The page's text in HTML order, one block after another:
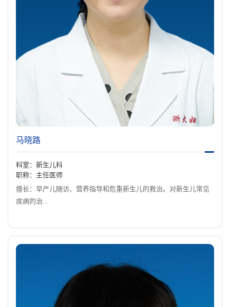
马晓路
科室：新生儿科
职称：主任医师
擅长：早产儿随访、营养指导和危重新生儿的救治。对新生儿常见
疾病的治...